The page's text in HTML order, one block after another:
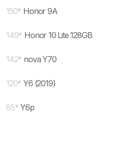
150* Honor 9A
149* Honor 10 Lite 128GB
142* nova Y70
120* Y6 (2019)
85* Y6p